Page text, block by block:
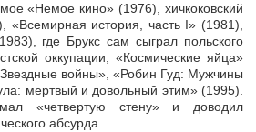
«Немое кино» (1976), хичкоковский
«Всемирная история, часть І» (1981),
где Брукс сам сыграл польского
оккупации, «Космические яйца»
войны», «Робин Гуд: Мужчины
мертвый и довольный этим» (1995).
«четвертую стену» и доводил
абсурда.